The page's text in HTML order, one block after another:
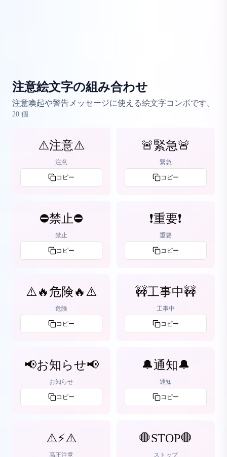
注意絵文字の組み合わせ
注意喚起や警告メッセージに使える絵文字コンボです。
20 個
⚠️注意⚠️
注意
コピー
🚨緊急🚨
緊急
コピー
⛔禁止⛔
禁止
コピー
❗重要❗
重要
コピー
⚠️🔥危険🔥⚠️
危険
コピー
🚧工事中🚧
工事中
コピー
📢お知らせ📢
お知らせ
コピー
🔔通知🔔
通知
コピー
⚠️⚡⚠️
高圧注意
🛑STOP🛑
ストップ